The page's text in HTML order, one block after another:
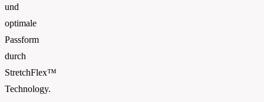
und
optimale
Passform
durch
StretchFlex™
Technology.